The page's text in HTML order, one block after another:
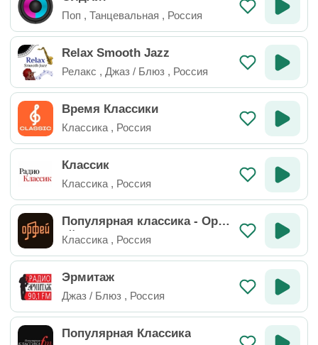
Поп , Танцевальная , Россия
Relax Smooth Jazz
Релакс , Джаз / Блюз , Россия
Время Классики
Классика , Россия
Классик
Классика , Россия
Популярная классика - Орф
ей
Классика , Россия
Эрмитаж
Джаз / Блюз , Россия
Популярная Классика